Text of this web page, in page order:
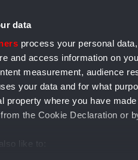
data
process your personal
and access information on
measurement, audience
your data and for what
property where you have
the Cookie Declaration or
like to:
e accessori Casa e arredo